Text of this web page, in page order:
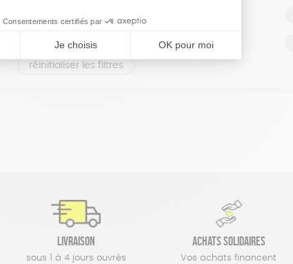
réinitialiser les filtres
Livraison
sous 1 à 4 jours ouvrés
Achats solidaires
Vos achats financent